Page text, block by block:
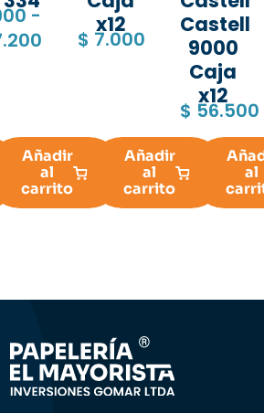
-
Añadir
al
carrito
x12
$ 7.000
Añadir
al
carrito
Castell
9000
Caja
x12
$ 56.500
al